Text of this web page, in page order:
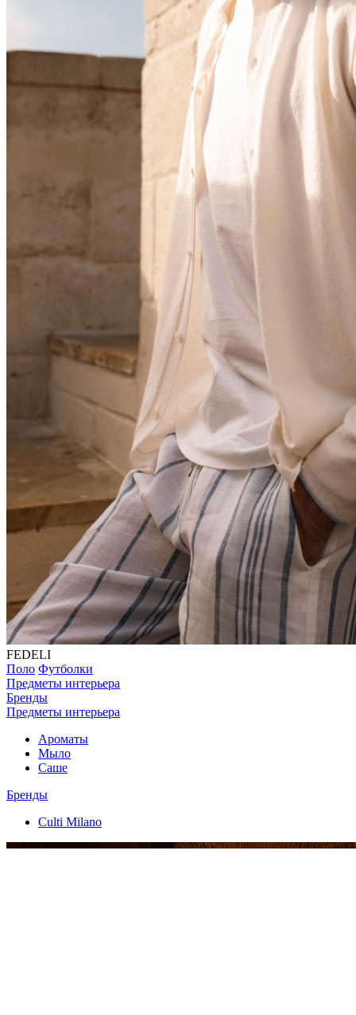
FEDELI
Поло Футболки
Предметы интерьера
Бренды
Предметы интерьера
Ароматы
Мыло
Саше
Бренды
Culti Milano